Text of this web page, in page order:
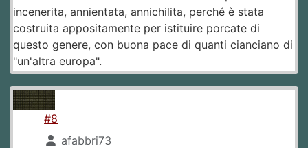
incenerita, annientata, annichilita, perché è stata
costruita appositamente per istituire porcate di
questo genere, con buona pace di quanti cianciano di
"un'altra europa".
#8
afabbri73